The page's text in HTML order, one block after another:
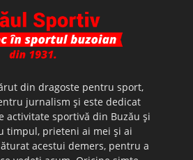
din dragoste pentru sport,
jurnalism şi este dedicat
activitate sportivă din Buzău şi
timpul, prieteni ai mei şi ai
acestui demers, pentru a